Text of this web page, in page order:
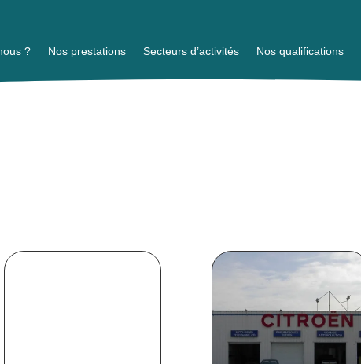
? Nos prestations Secteurs d’activités Nos qualifications